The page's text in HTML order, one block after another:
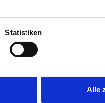
Statistiken
Alle